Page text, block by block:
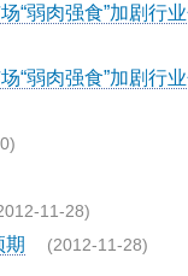
“弱肉强食”加剧行
“弱肉强食”加剧行
11-28)
期 (2012-11-28)